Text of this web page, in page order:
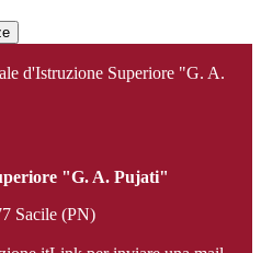
d'Istruzione Superiore "G. A.
"G. A. Pujati"
Sacile (PN)